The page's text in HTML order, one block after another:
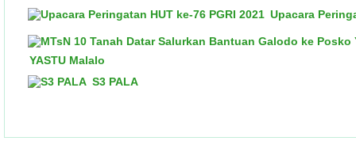
Upacara
YASTU Malalo
S3 PALA